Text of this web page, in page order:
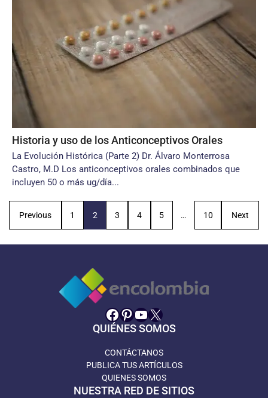
Historia y uso de los Anticonceptivos Orales
La Evolución Histórica (Parte 2) Dr. Álvaro Monterrosa
Castro, M.D Los anticonceptivos orales combinados que
incluyen 50 o más ug/día...
Previous 1 2 3 4 5 … 10 Next
Facebook
Pinterest
YouTube
X
QUIÉNES SOMOS
CONTÁCTANOS
PUBLICA TUS ARTÍCULOS
QUIENES SOMOS
NUESTRA RED DE SITIOS